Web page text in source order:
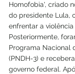
Homofobia', criado
do presidente Lula,
enfrentar a
Posteriormente,
Programa Nacional
(PNDH-3) e
governo federal.